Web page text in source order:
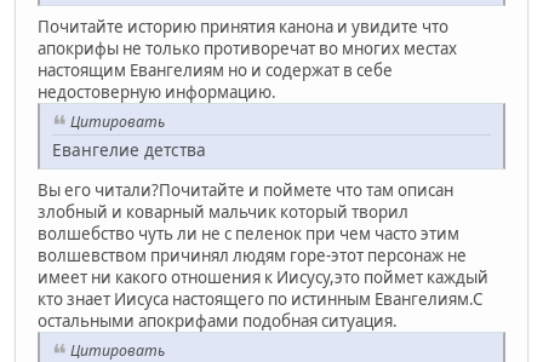
Почитайте историю принятия канона и увидите что
апокрифы не только противоречат во многих местах
настоящим Евангелиям но и содержат в себе
недостоверную информацию.
Цитировать
Евангелие детства
Вы его читали?Почитайте и поймете что там описан
злобный и коварный мальчик который творил
волшебство чуть ли не с пеленок при чем часто этим
волшевством причинял людям горе-этот персонаж не
имеет ни какого отношения к Иисусу,это поймет каждый
кто знает Иисуса настоящего по истинным Евангелиям.С
остальными апокрифами подобная ситуация.
Цитировать